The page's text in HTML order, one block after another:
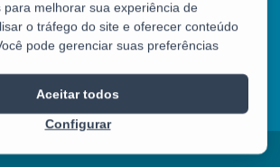
Tel.: (27) 3347-5102
para melhorar sua experiência de
o tráfego do site e oferecer conteúdo
pode gerenciar suas preferências
Configurar
Aceitar todos